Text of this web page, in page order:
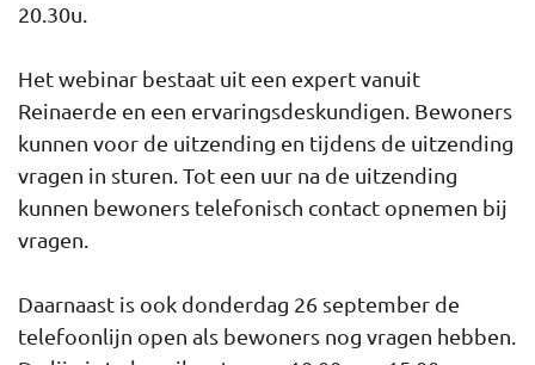
20.30u.
Het webinar bestaat uit een expert vanuit
Reinaerde en een ervaringsdeskundigen. Bewoners
kunnen voor de uitzending en tijdens de uitzending
vragen in sturen. Tot een uur na de uitzending
kunnen bewoners telefonisch contact opnemen bij
vragen.
Daarnaast is ook donderdag 26 september de
telefoonlijn open als bewoners nog vragen hebben.